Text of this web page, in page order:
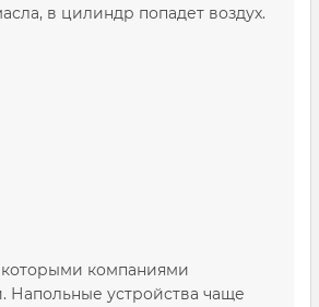
в цилиндр попадет воздух.
компаниями
Напольные устройства чаще